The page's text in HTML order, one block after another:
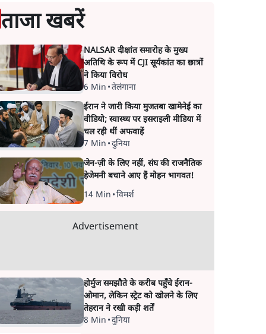
ताजा खबरें
NALSAR दीक्षांत समारोह के मुख्य
अतिथि के रूप में CJI सूर्यकांत का छात्रों
ने किया विरोध
6 Min •तेलंगाना
ईरान ने जारी किया मुजतबा खामेनेई का
वीडियो; स्वास्थ्य पर इसराइली मीडिया में
चल रही थीं अफवाहें
7 Min •दुनिया
जेन-ज़ी के लिए नहीं, संघ की राजनैतिक
हेजेमनी बचाने आए हैं मोहन भागवत!
14 Min •विमर्श
Advertisement
होर्मुज समझौते के करीब पहुँचे ईरान-
ओमान, लेकिन स्ट्रेट को खोलने के लिए
तेहरान ने रखी कड़ी शर्तें
8 Min •दुनिया